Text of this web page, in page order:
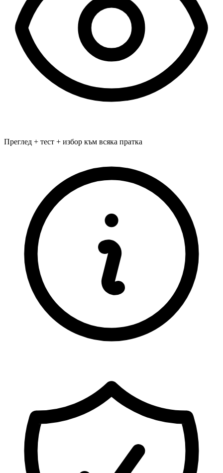
Преглед + тест + избор към всяка пратка